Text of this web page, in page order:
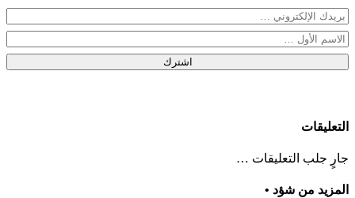
اشترك
التعليقات
جارٍ جلب التعليقات …
المزيد من شؤد •